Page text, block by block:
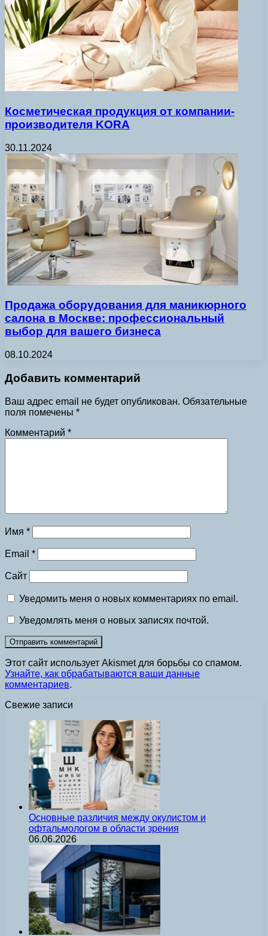
Косметическая продукция от компании-
производителя KORA
30.11.2024
Продажа оборудования для маникюрного
салона в Москве: профессиональный
выбор для вашего бизнеса
08.10.2024
Добавить комментарий
Ваш адрес email не будет опубликован. Обязательные
поля помечены *
Комментарий *
Имя *
Email *
Сайт
Уведомить меня о новых комментариях по email.
Уведомлять меня о новых записях почтой.
Этот сайт использует Akismet для борьбы со спамом.
Узнайте, как обрабатываются ваши данные
комментариев.
Свежие записи
Основные различия между окулистом и
офтальмологом в области зрения
06.06.2026